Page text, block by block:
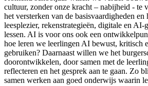
cultuur, zonder onze kracht – nabijheid - te
het versterken van de basisvaardigheden en
leesplezier, rekenstrategieën, digitale en AI-
lessen. AI is voor ons ook een
hoe leren we leerlingen AI bewust, kritisch
gebruiken? Daarnaast willen we het
doorontwikkelen, door samen met de
reflecteren en het gesprek aan te gaan. Zo
samen werken aan goed onderwijs waarin